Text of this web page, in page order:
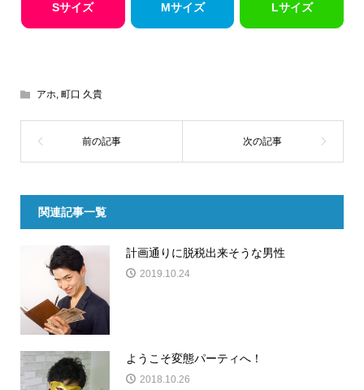
Sサイズ Mサイズ Lサイズ
アホ, 町口 久貴
関連記事一覧
計画通りに脱税出来そうな男性
2019.10.24
ようこそ変態パーティへ！
2018.10.26